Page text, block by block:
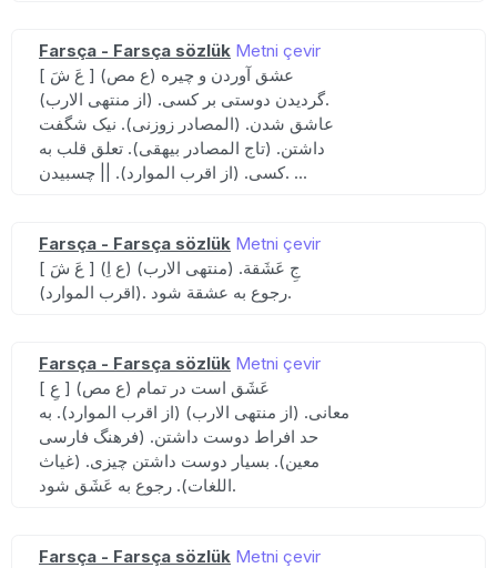
Farsça - Farsça sözlük Metni çevir
[ عَ شَ ] (ع مص) عشق آوردن و چیره
گردیدن دوستی بر کسی. (از منتهی الارب).
عاشق شدن. (المصادر زوزنی). نیک شگفت
داشتن. (تاج المصادر بیهقی). تعلق قلب به
کسی. (از اقرب الموارد). || چسبیدن. ...
Farsça - Farsça sözlük Metni çevir
[ عَ شَ ] (ع اِ) جِ عَشَقة. (منتهی الارب)
(اقرب الموارد). رجوع به عشقة شود.
Farsça - Farsça sözlük Metni çevir
[ عِ ] (ع مص) عَشَق است در تمام
معانی. (از منتهی الارب) (از اقرب الموارد). به
حد افراط دوست داشتن. (فرهنگ فارسی
معین). بسیار دوست داشتن چیزی. (غیاث
اللغات). رجوع به عَشَق شود.
Farsça - Farsça sözlük Metni çevir